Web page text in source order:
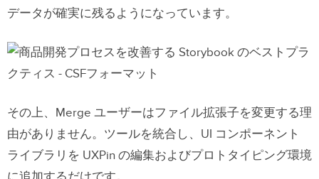
データが確実に残るようになっています。
その上、Merge ユーザーはファイル拡張子を変更する理
由がありません。ツールを統合し、UI コンポーネント
ライブラリを UXPin の編集およびプロトタイピング環境